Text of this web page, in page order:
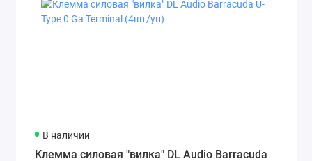
Усилители
В наличии
Клемма силовая "вилка" DL Audio Barracuda